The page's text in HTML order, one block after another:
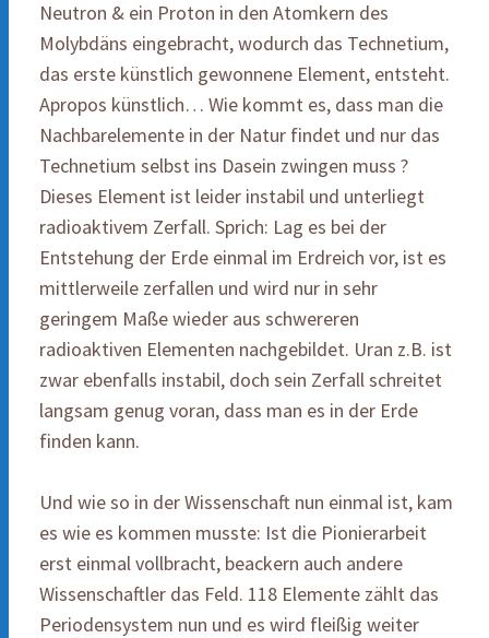
Neutron & ein Proton in den Atomkern des
Molybdäns eingebracht, wodurch das Technetium,
das erste künstlich gewonnene Element, entsteht.
Apropos künstlich… Wie kommt es, dass man die
Nachbarelemente in der Natur findet und nur das
Technetium selbst ins Dasein zwingen muss ?
Dieses Element ist leider instabil und unterliegt
radioaktivem Zerfall. Sprich: Lag es bei der
Entstehung der Erde einmal im Erdreich vor, ist es
mittlerweile zerfallen und wird nur in sehr
geringem Maße wieder aus schwereren
radioaktiven Elementen nachgebildet. Uran z.B. ist
zwar ebenfalls instabil, doch sein Zerfall schreitet
langsam genug voran, dass man es in der Erde
finden kann.
Und wie so in der Wissenschaft nun einmal ist, kam
es wie es kommen musste: Ist die Pionierarbeit
erst einmal vollbracht, beackern auch andere
Wissenschaftler das Feld. 118 Elemente zählt das
Periodensystem nun und es wird fleißig weiter